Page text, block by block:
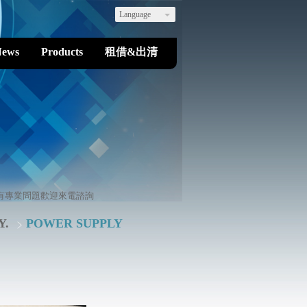
Language
Products 租借&出清
問題歡迎來電諮詢
POWER SUPPLY